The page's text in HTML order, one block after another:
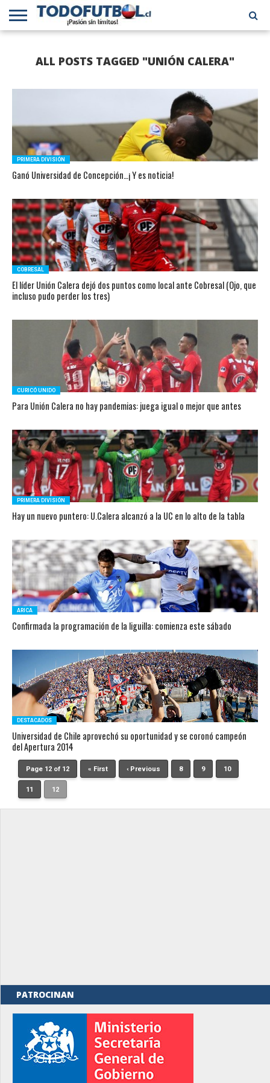
CHILENA
EN EL
MUNDO
INTERNACIONAL
ALL POSTS TAGGED "UNIÓN CALERA"
PRIMERA DIVISIÓN
Ganó Universidad de Concepción…¡ Y es noticia!
COBRESAL
El líder Unión Calera dejó dos puntos como local ante Cobresal (Ojo, que
incluso pudo perder los tres)
CURICÓ UNIDO
Para Unión Calera no hay pandemias: juega igual o mejor que antes
PRIMERA DIVISIÓN
Hay un nuevo puntero: U.Calera alcanzó a la UC en lo alto de la tabla
ARICA
Confirmada la programación de la liguilla: comienza este sábado
DESTACADOS
Universidad de Chile aprovechó su oportunidad y se coronó campeón
del Apertura 2014
Page 12 of 12 « First ‹ Previous 8 9 10
11 12
PATROCINAN